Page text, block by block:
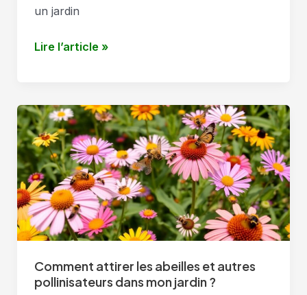
un jardin
Quelles
résistantes
à
la
sécheresse
?
Lire l’article »
Comment attirer les abeilles et autres
pollinisateurs dans mon jardin ?